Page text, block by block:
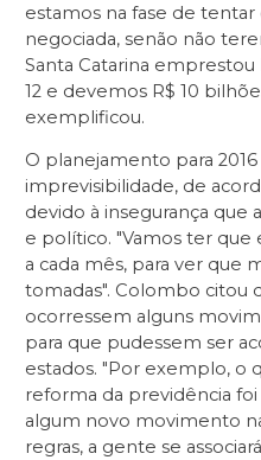
estamos na fase de
negociada, senão não
Santa Catarina
12 e devemos R$ 10
exemplificou.
O planejamento para
imprevisibilidade, de
devido à insegurança que
e político. "Vamos ter que
a cada mês, para ver que
tomadas". Colombo citou
ocorressem alguns
para que pudessem ser
estados. "Por exemplo, o
reforma da previdência
algum novo movimento
regras, a gente se